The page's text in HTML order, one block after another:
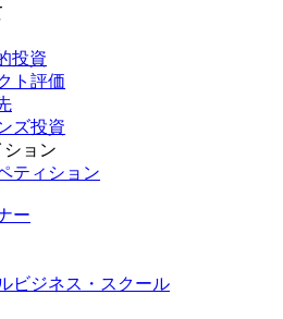
投資
ト評価
ズ投資
ション
ティション
ー
ビジネス・スクール